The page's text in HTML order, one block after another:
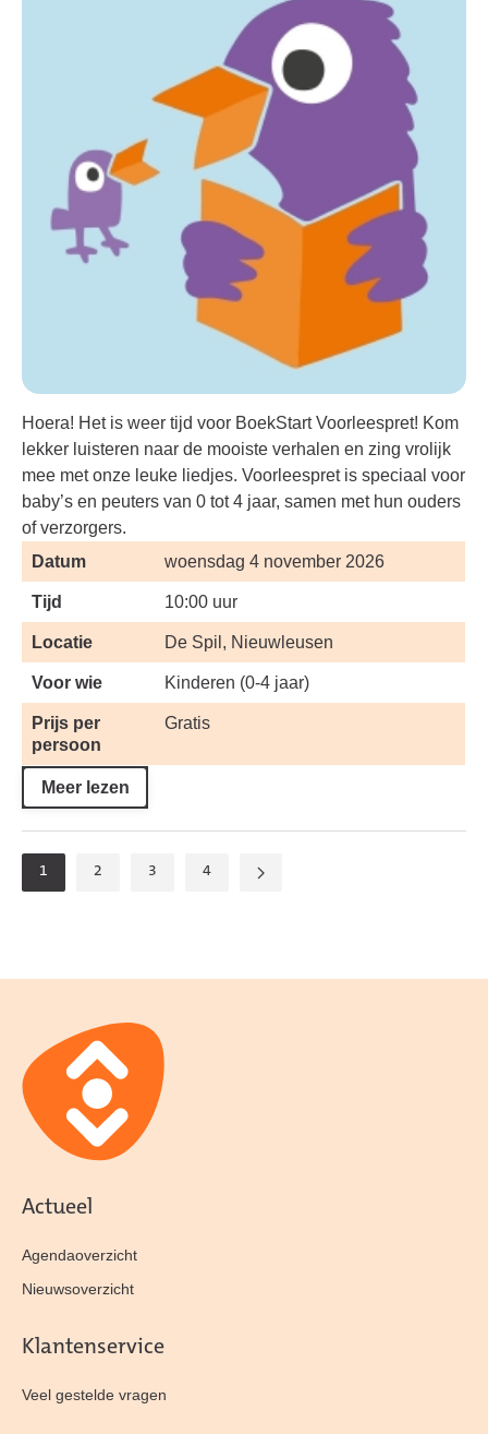
Hoera! Het is weer tijd voor BoekStart Voorleespret! Kom
lekker luisteren naar de mooiste verhalen en zing vrolijk
mee met onze leuke liedjes. Voorleespret is speciaal voor
baby’s en peuters van 0 tot 4 jaar, samen met hun ouders
of verzorgers.
Datum
woensdag 4 november 2026
Tijd 10:00 uur
Locatie De Spil, Nieuwleusen
Voor wie Kinderen (0-4 jaar)
Prijs per
persoon
Gratis
Meer lezen
1 2 3 4
Actueel
Agendaoverzicht
Nieuwsoverzicht
Klantenservice
Veel gestelde vragen